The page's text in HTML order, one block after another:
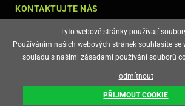
KONTAKTUJTE NÁS
E-shop vytvořila
Tyto webové stránky používají
Používáním našich webových stránek souhlasíte se
souladu s našimi zásadami používání souborů
odmítnout
PŘIJMOUT COOKIE